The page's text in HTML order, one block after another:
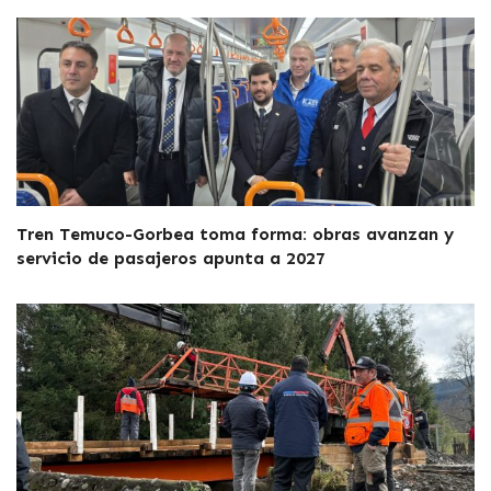
Tren Temuco-Gorbea toma forma: obras avanzan y
servicio de pasajeros apunta a 2027